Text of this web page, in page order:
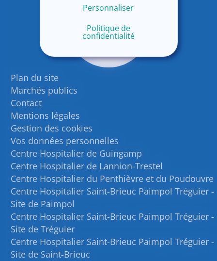
Plan du site
Marchés publics
Contact
Mentions légales
Gestion des cookies
Vos données personnelles
Centre Hospitalier de Guingamp
Centre Hospitalier de Lannion-Trestel
Centre Hospitalier du Penthièvre et du Poudouvre
Centre Hospitalier Saint-Brieuc Paimpol Tréguier -
Site de Paimpol
Centre Hospitalier Saint-Brieuc Paimpol Tréguier -
Site de Tréguier
Centre Hospitalier Saint-Brieuc Paimpol Tréguier -
Site de Saint-Brieuc
Personnaliser
Politique de
confidentialité